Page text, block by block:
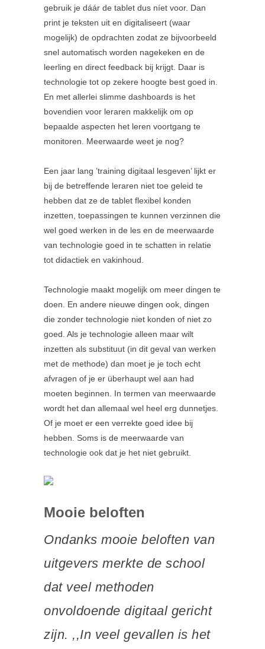
gebruik je dáár de tablet dus níet voor. Dan
print je teksten uit en digitaliseert (waar
mogelijk) de opdrachten zodat ze bijvoorbeeld
snel automatisch worden nagekeken en de
leerling en direct feedback bij krijgt. Daar is
technologie tot op zekere hoogte best goed in.
En met allerlei slimme dashboards is het
bovendien voor leraren makkelijk om op
bepaalde aspecten het leren voortgang te
monitoren. Meerwaarde weet je nog?
Een jaar lang ’training digitaal lesgeven’ lijkt er
bij de betreffende leraren niet toe geleid te
hebben dat ze de tablet flexibel konden
inzetten, toepassingen te kunnen verzinnen die
wel goed werken in de les en de meerwaarde
van technologie goed in te schatten in relatie
tot didactiek en vakinhoud.
Technologie maakt mogelijk om meer dingen te
doen. En andere nieuwe dingen ook, dingen
die zonder technologie niet konden of niet zo
goed. Als je technologie alleen maar wilt
inzetten als substituut (in dit geval van werken
met de methode) dan moet je je toch echt
afvragen of je er überhaupt wel aan had
moeten beginnen. In termen van meerwaarde
wordt het dan allemaal wel heel erg dunnetjes.
Of je moet er een verrekte goed idee bij
hebben. Soms is de meerwaarde van
technologie ook dat je het niet gebruikt.
Mooie beloften
Ondanks mooie beloften van
uitgevers merkte de school
dat veel methoden
onvoldoende digitaal gericht
zijn. ,,In veel gevallen is het